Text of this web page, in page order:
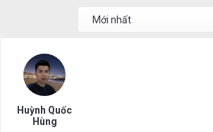
Huỳnh Quốc
Hùng